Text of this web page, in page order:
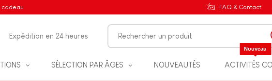
cadeau FAQ & Contact
Expédition en 24 heures
SÉLECTION PAR ÂGES NOUVEAUTÉS ACTIVITÉS
Nouveau